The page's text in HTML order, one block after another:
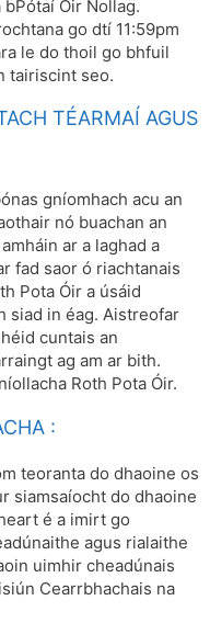
Óir Nollag.
go dtí 11:59pm
le do thoil go bhfuil
tairiscint seo.
TÉARMAÍ AGUS
gníomhach acu an
nó buachan an
ar a laghad a
fad saor ó riachtanais
Pota Óir a úsáid
siad in éag. Aistreofar
cuntais an
ag am ar bith.
Roth Pota Óir.
:
teoranta do dhaoine os
siamsaíocht do dhaoine
é a imirt go
agus rialaithe
uimhir cheadúnais
Cearrbhachais na